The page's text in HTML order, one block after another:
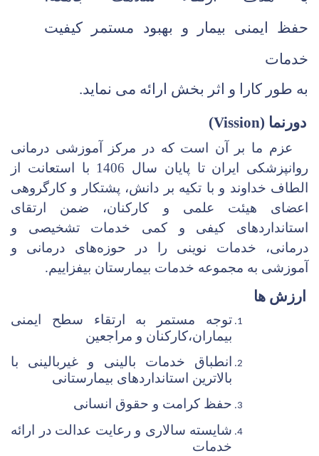
حفظ
ایمنی بیمار و بهبود مستمر
کیفیت
خدمات
به طور کارا و اثر بخش ارائه می نماید.
(
Vission
)
عزم ما بر آن است که در مرکز آموزشی درمانی
روانپزشکی ایران تا پایان سال 1406 با استعانت از
الطاف خداوند و با تکیه بر دانش، پشتکار و کارگروهی
اعضای هیئت علمی و کارکنان، ضمن ارتقای
استانداردهای کیفی و کمی خدمات تشخیصی و
درمانی، خدمات نوینی را در حوزه‌های درمانی و
آموزشی به مجموعه خدمات بیمارستان بیفزاییم.
ها
توجه مستمر به ارتقاء سطح ایمنی
بیماران،کارکنان و مراجعین
انطباق خدمات بالینی و غیربالینی با
بالاترین استانداردهای بیمارستانی
حفظ کرامت و حقوق انسانی
شایسته سالاری و رعایت عدالت در ارائه
خدمات